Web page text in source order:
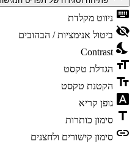
ניווט מקלדת
ביטול אנימציות / הבהובים
Contrast
הגדלת טקסט
הקטנת טקסט
גופן קריא
סימון כותרות
סימון קישורים ולחצנים